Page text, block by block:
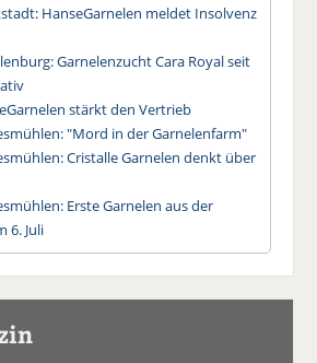
HanseGarnelen meldet Insolvenz
Garnelenzucht Cara Royal seit
stärkt den Vertrieb
"Mord in der Garnelenfarm"
Cristalle Garnelen denkt über
Erste Garnelen aus der
6. Juli